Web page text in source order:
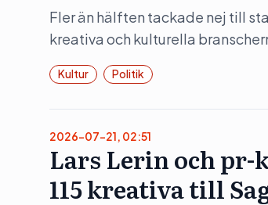
Fler än hälften tackade nej till
kreativa och kulturella
Kultur Politik
2026-07-21, 02:51
Lars Lerin och
115 kreativa till